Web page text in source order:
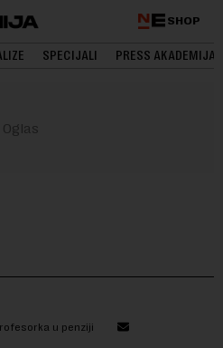
SHOP
SPECIJALI PRESS AKADEMIJA
u penziji